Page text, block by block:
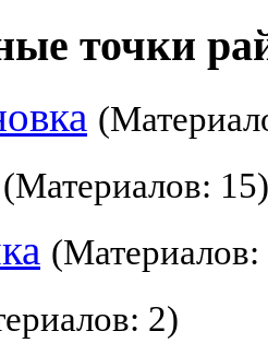
точки
(Материалов: 15)
(Материалов:
2)